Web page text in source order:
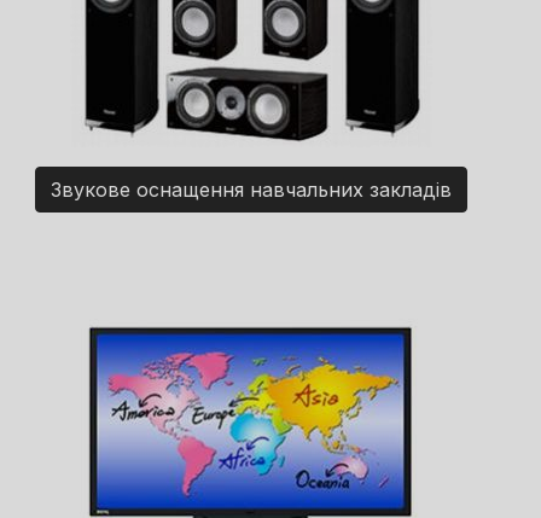
Звукове оснащення навчальних закладів